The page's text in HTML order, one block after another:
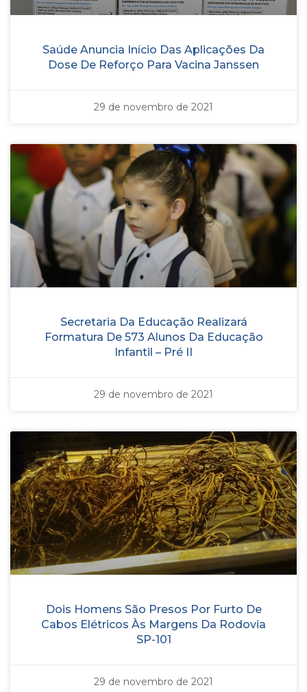
Saúde Anuncia Início Das Aplicações Da
Dose De Reforço Para Vacina Janssen
29 de novembro de 2021
Secretaria Da Educação Realizará
Formatura De 573 Alunos Da Educação
Infantil – Pré II
29 de novembro de 2021
Dois Homens São Presos Por Furto De
Cabos Elétricos Às Margens Da Rodovia
SP-101
29 de novembro de 2021